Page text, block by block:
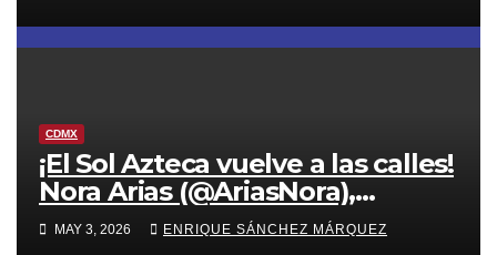
CDMX
¡El Sol Azteca vuelve a las calles!
Nora Arias (@AriasNora),
presidenta del PRD CDMX, reactiva
la movilización territorial
MAY 3, 2026 ENRIQUE SÁNCHEZ MÁRQUEZ